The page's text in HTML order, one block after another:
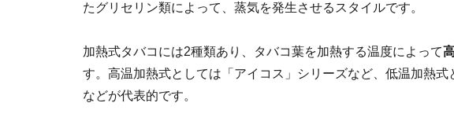
たグリセリン類によって、蒸気を発生させるスタイルです。
加熱式タバコには2種類あり、タバコ葉を加熱する温度によって
す。高温加熱式としては「アイコス」シリーズなど、低温加熱
などが代表的です。